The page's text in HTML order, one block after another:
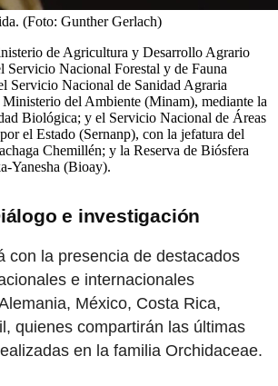
(Foto: Gunther Gerlach)
de Agricultura y Desarrollo Agrario
Servicio Nacional Forestal y de Fauna
Servicio Nacional de Sanidad Agraria
Ministerio del Ambiente (Minam), mediante la
Biológica; y el Servicio Nacional de Áreas
el Estado (Sernanp), con la jefatura del
Chemillén; y la Reserva de Biósfera
Yanesha (Bioay).
e investigación
con la presencia de destacados
e internacionales
México, Costa Rica,
quienes compartirán las últimas
en la familia Orchidaceae.